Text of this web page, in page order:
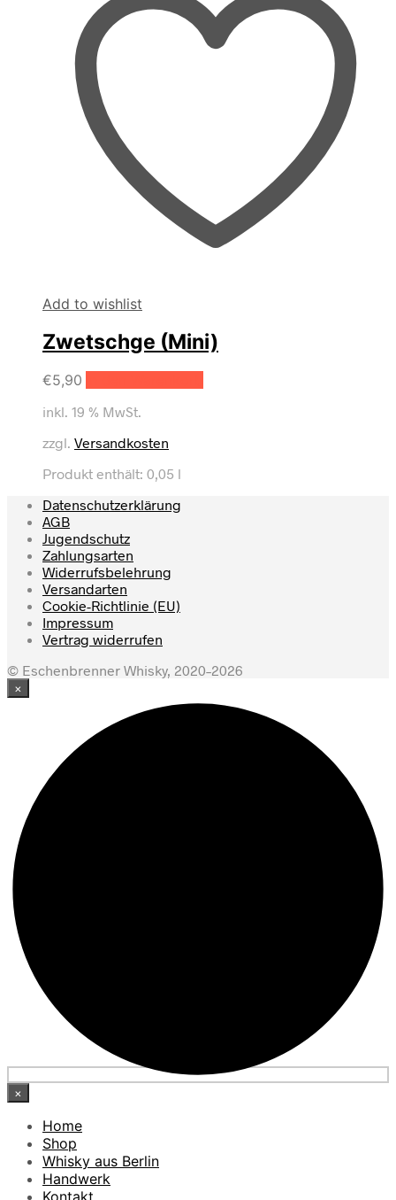
Add to wishlist
Zwetschge (Mini)
€5,90
inkl. 19 % MwSt.
zzgl. Versandkosten
Produkt enthält: 0,05 l
Datenschutzerklärung
AGB
Jugendschutz
Zahlungsarten
Widerrufsbelehrung
Versandarten
Cookie-Richtlinie (EU)
Impressum
Vertrag widerrufen
© Eschenbrenner Whisky, 2020–2026
×
×
Home
Shop
Whisky aus Berlin
Handwerk